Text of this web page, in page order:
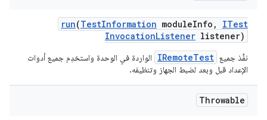
run(TestInformation moduleInfo ,
ITest
InvocationListener listener)
نفِّذ جميع IRemoteTest
الواردة في الوحدة واستخدِم جميع أدوات
الإعداد قبل وبعد لضبط الجهاز وتنظيفه.
Throwable